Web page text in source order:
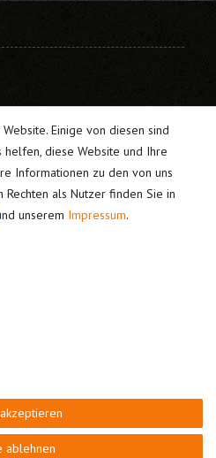
Einige von diesen sind
diese Website und Ihre
Informationen zu den von uns
als Nutzer finden Sie in
unserem Impressum.
ablehnen